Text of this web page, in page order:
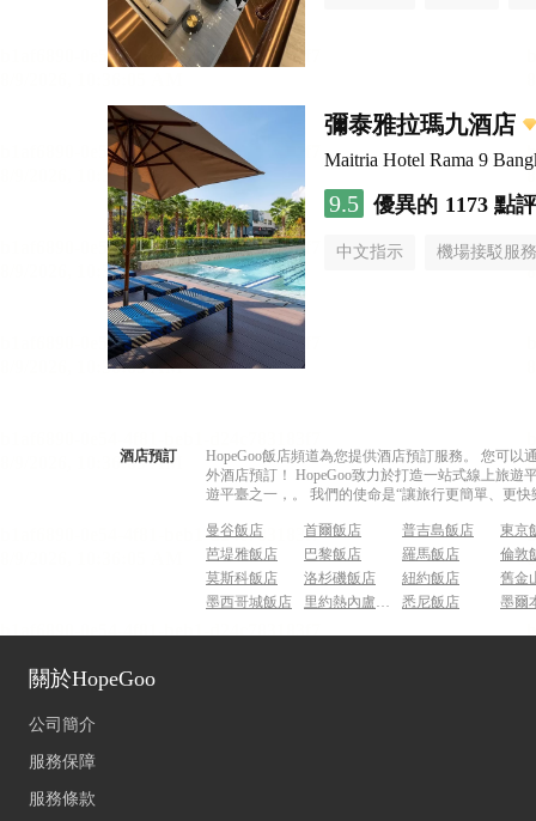
彌泰雅拉瑪九酒店
Maitria Hotel Rama 9
9.5 優異的 1173 點評
中文指示 機場接駁服務
酒店預訂
HopeGoo飯店頻道為您提供酒店預訂服務。 您可
外酒店預訂！ HopeGoo致力於打造一站式線上旅
遊平臺之一，。 我們的使命是“讓旅行更簡單、更
曼谷飯店 首爾飯店 普吉島飯店
東京
芭堤雅飯店
巴黎飯店 羅馬飯店
倫敦
莫斯科飯店
洛杉磯飯店 紐約飯店
舊金
墨西哥城飯店
里約熱內盧飯店 悉尼飯店 墨爾
關於HopeGoo
公司簡介
服務保障
服務條款